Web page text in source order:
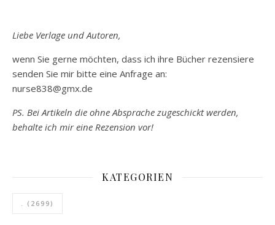
Liebe Verlage und Autoren,
wenn Sie gerne möchten, dass ich ihre Bücher rezensiere
senden Sie mir bitte eine Anfrage an:
nurse838@gmx.de
PS. Bei Artikeln die ohne Absprache zugeschickt werden,
behalte ich mir eine Rezension vor!
KATEGORIEN
. (2699)